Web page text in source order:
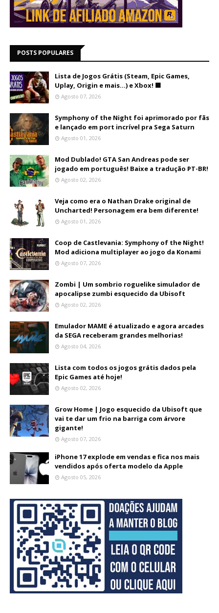
POSTS POPULARES
Lista de Jogos Grátis (Steam, Epic Games,
Uplay, Origin e mais...) e Xbox! 🟩
Agosto 07, 2026
Symphony of the Night foi aprimorado por fãs
e lançado em port incrível pra Sega Saturn
Agosto 01, 2026
Mod Dublado! GTA San Andreas pode ser
jogado em português! Baixe a tradução PT-BR!
Agosto 02, 2026
Veja como era o Nathan Drake original de
Uncharted! Personagem era bem diferente!
Agosto 01, 2026
Coop de Castlevania: Symphony of the Night!
Mod adiciona multiplayer ao jogo da Konami
Agosto 07, 2026
Zombi | Um sombrio roguelike simulador de
apocalipse zumbi esquecido da Ubisoft
Agosto 02, 2026
Emulador MAME é atualizado e agora arcades
da SEGA receberam grandes melhorias!
Agosto 04, 2026
Lista com todos os jogos grátis dados pela
Epic Games até hoje!
Agosto 02, 2026
Grow Home | Jogo esquecido da Ubisoft que
vai te dar um frio na barriga com árvore
gigante!
Agosto 07, 2026
iPhone 17 explode em vendas e fica nos mais
vendidos após oferta modelo da Apple
Agosto 05, 2026